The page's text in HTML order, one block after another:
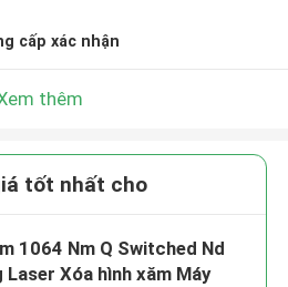
cấp xác nhận
thêm
tốt nhất cho
1064 Nm Q Switched Nd
Laser Xóa hình xăm Máy